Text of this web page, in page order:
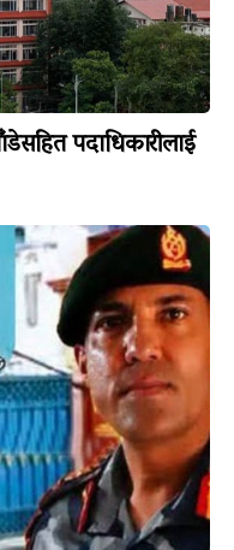
पदाधिकारीलाई